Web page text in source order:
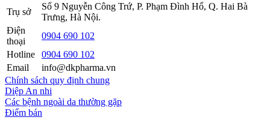
Trụ sở
Số 9 Nguyễn Công Trứ, P. Phạm Đình Hổ, Q. Hai Bà
Trưng, Hà Nội.
Điện
thoại
0904 690 102
Hotline
0904 690 102
Email
info@dkpharma.vn
Chính sách quy định chung
Diệp An nhi
Các bệnh ngoài da thường gặp
Điểm bán